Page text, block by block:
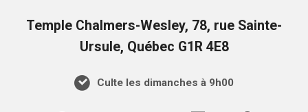
Temple Chalmers-Wesley, 78, rue Sainte-
Ursule, Québec G1R 4E8
Culte les dimanches à 9h00